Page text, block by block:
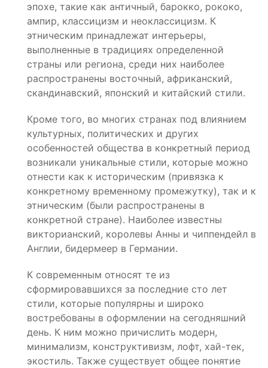
эпохе, такие как античный, барокко, рококо,
ампир, классицизм и неоклассицизм. К
этническим принадлежат интерьеры,
выполненные в традициях определенной
страны или региона, среди них наиболее
распространены восточный, африканский,
скандинавский, японский и китайский стили.
Кроме того, во многих странах под влиянием
культурных, политических и других
особенностей общества в конкретный период
возникали уникальные стили, которые можно
отнести как к историческим (привязка к
конкретному временному промежутку), так и к
этническим (были распространены в
конкретной стране). Наиболее известны
викторианский, королевы Анны и чиппендейл в
Англии, бидермеер в Германии.
К современным относят те из
сформировавшихся за последние сто лет
стили, которые популярны и широко
востребованы в оформлении на сегодняшний
день. К ним можно причислить модерн,
минимализм, конструктивизм, лофт, хай-тек,
экостиль. Также существует общее понятие